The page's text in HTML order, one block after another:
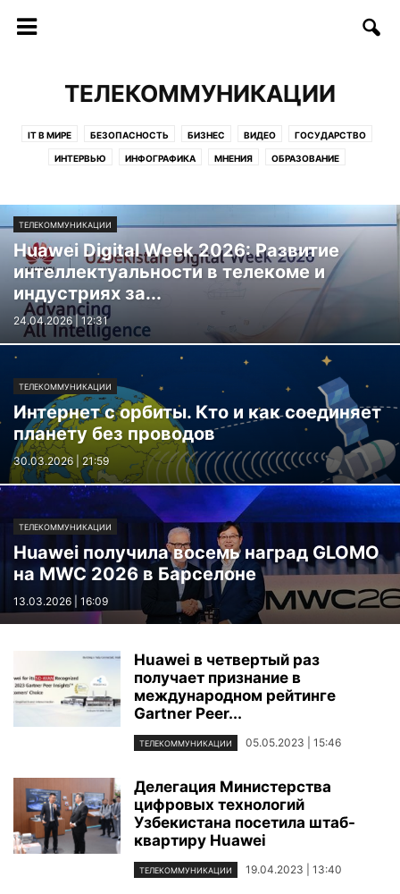
ТЕЛЕКОММУНИКАЦИИ
IT В МИРЕ БЕЗОПАСНОСТЬ БИЗНЕС ВИДЕО ГОСУДАРСТВО
ИНТЕРВЬЮ ИНФОГРАФИКА МНЕНИЯ ОБРАЗОВАНИЕ
ТЕЛЕКОММУНИКАЦИИ ТЕХНОЛОГИИ ФИНАНСЫ ФОТО
ЦИФРЫ И ФАКТЫ
ТЕЛЕКОММУНИКАЦИИ
Huawei Digital Week 2026: Развитие
интеллектуальности в телекоме и
индустриях за...
24.04.2026 | 12:31
ТЕЛЕКОММУНИКАЦИИ
Интернет с орбиты. Кто и как соединяет
планету без проводов
30.03.2026 | 21:59
ТЕЛЕКОММУНИКАЦИИ
Huawei получила восемь наград GLOMO
на MWC 2026 в Барселоне
13.03.2026 | 16:09
Huawei в четвертый раз
получает признание в
международном рейтинге
Gartner Peer...
ТЕЛЕКОММУНИКАЦИИ 05.05.2023 | 15:46
Делегация Министерства
цифровых технологий
Узбекистана посетила штаб-
квартиру Huawei
ТЕЛЕКОММУНИКАЦИИ 19.04.2023 | 13:40